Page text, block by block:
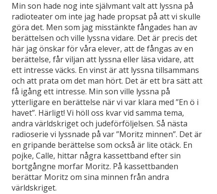
Min son hade nog inte självmant valt att lyssna på
radioteater om inte jag hade propsat på att vi skulle
göra det. Men som jag misstänkte fångades han av
berättelsen och ville lyssna vidare. Det är precis det
här jag önskar för våra elever, att de fångas av en
berättelse, får viljan att lyssna eller läsa vidare, att
ett intresse väcks. En vinst är att lyssna tillsammans
och att prata om det man hört. Det är ett bra sätt att
få igång ett intresse. Min son ville lyssna på
ytterligare en berättelse när vi var klara med ”En ö i
havet”. Härligt! Vi höll oss kvar vid samma tema,
andra världskriget och judeförföljelsen. Så nästa
radioserie vi lyssnade på var ”Moritz minnen”. Det är
en gripande berättelse som också är lite otäck. En
pojke, Calle, hittar några kassettband efter sin
bortgångne morfar Moritz. På kassettbanden
berättar Moritz om sina minnen från andra
världskriget.